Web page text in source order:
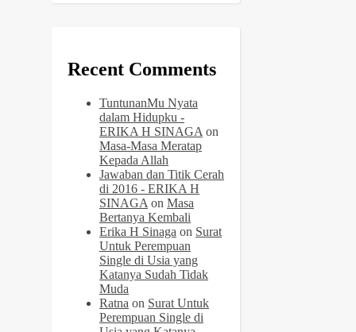
Recent Comments
TuntunanMu Nyata
dalam Hidupku -
ERIKA H SINAGA on
Masa-Masa Meratap
Kepada Allah
Jawaban dan Titik Cerah
di 2016 - ERIKA H
SINAGA on Masa
Bertanya Kembali
Erika H Sinaga on Surat
Untuk Perempuan
Single di Usia yang
Katanya Sudah Tidak
Muda
Ratna on Surat Untuk
Perempuan Single di